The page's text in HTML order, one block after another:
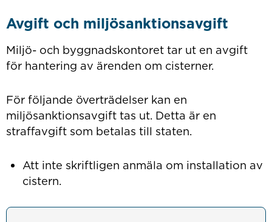
Avgift och miljösanktionsavgift
Miljö- och byggnadskontoret tar ut en avgift
för hantering av ärenden om cisterner.
För följande överträdelser kan en
miljösanktionsavgift tas ut. Detta är en
straffavgift som betalas till staten.
Att inte skriftligen anmäla om installation av
cistern.